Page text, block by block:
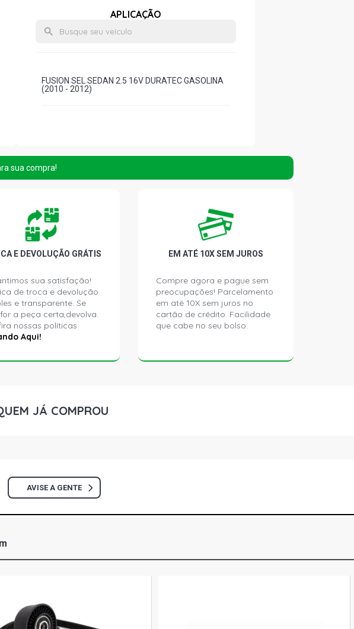
APLICAÇÃO
FUSION SEL SEDAN 2.5 16V DURATEC GASOLINA
(2010 - 2012)
sua compra!
E DEVOLUÇÃO GRÁTIS
sua satisfação!
de troca e devolução
e transparente. Se
a peça certa,devolva.
nossas políticas
Aqui!
EM ATÉ 10X SEM JUROS
Compre agora e pague sem
preocupações! Parcelamento
em até 10X sem juros no
cartão de crédito. Facilidade
que cabe no seu bolso.
JÁ COMPROU
AVISE A GENTE